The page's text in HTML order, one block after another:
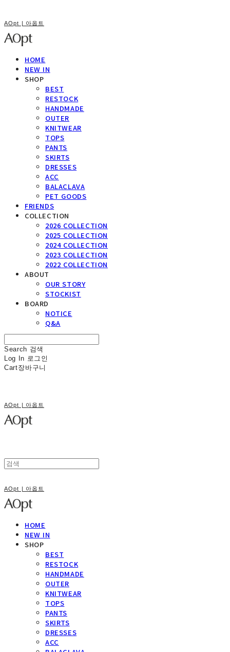
AOpt | 아옵트
HOME
NEW IN
SHOP
BEST
RESTOCK
HANDMADE
OUTER
KNITWEAR
TOPS
PANTS
SKIRTS
DRESSES
ACC
BALACLAVA
PET GOODS
FRIENDS
COLLECTION
2026 COLLECTION
2025 COLLECTION
2024 COLLECTION
2023 COLLECTION
2022 COLLECTION
ABOUT
OUR STORY
STOCKIST
BOARD
NOTICE
Q&A
Search 검색
Log In 로그인
Cart장바구니
AOpt | 아옵트
AOpt | 아옵트
HOME
NEW IN
SHOP
BEST
RESTOCK
HANDMADE
OUTER
KNITWEAR
TOPS
PANTS
SKIRTS
DRESSES
ACC